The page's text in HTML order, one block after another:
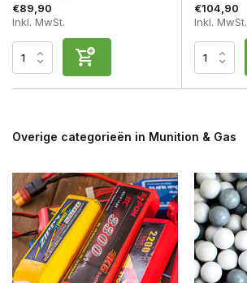
€89,90
Inkl. MwSt.
€104,90
Inkl. MwSt.
Overige categorieën in Munition & Gas